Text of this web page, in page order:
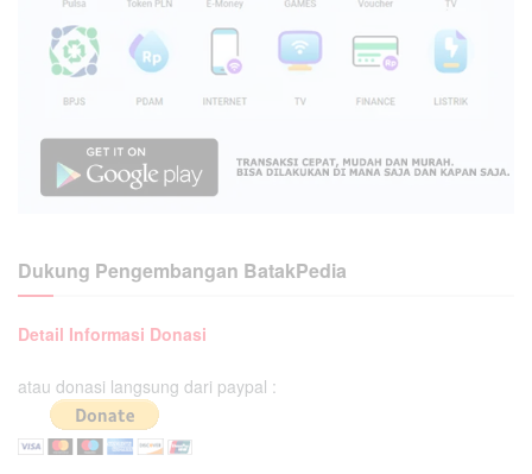
Dukung Pengembangan BatakPedia
Detail Informasi Donasi
atau donasi langsung dari paypal :